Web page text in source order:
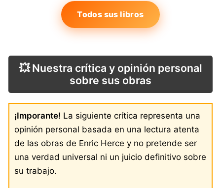
Todos sus libros
💥 Nuestra crítica y opinión personal
sobre sus obras
¡Imporante! La siguiente crítica representa una
opinión personal basada en una lectura atenta
de las obras de Enric Herce y no pretende ser
una verdad universal ni un juicio definitivo sobre
su trabajo.